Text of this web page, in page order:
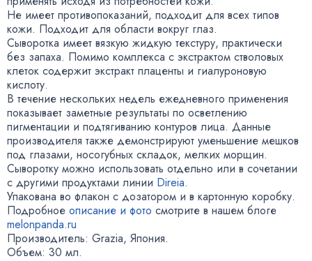
Не имеет противопоказаний, подходит для всех типов
кожи. Подходит для области вокруг глаз.
Сыворотка имеет вязкую жидкую текстуру, практически
без запаха. Помимо комплекса с экстрактом стволовых
клеток содержит экстракт плаценты и гиалуроновую
кислоту.
В течение нескольких недель ежедневного применения
показывает заметные результаты по осветлению
пигментации и подтягиванию контуров лица. Данные
производителя также демонстрируют уменьшение мешков
под глазами, носогубных складок, мелких морщин.
Сыворотку можно использовать отдельно или в сочетании
с другими продуктами линии Direia.
Упакована во флакон с дозатором и в картонную коробку.
Подробное описание и фото смотрите в нашем блоге
melonpanda.ru
Производитель: Grazia, Япония.
Объем: 30 мл.